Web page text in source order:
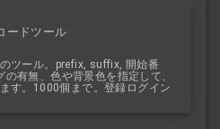
ードツール
ツール。prefix, suffix, 開始番
有無、色や背景色を指定して、
す。1000個まで。登録ログイン